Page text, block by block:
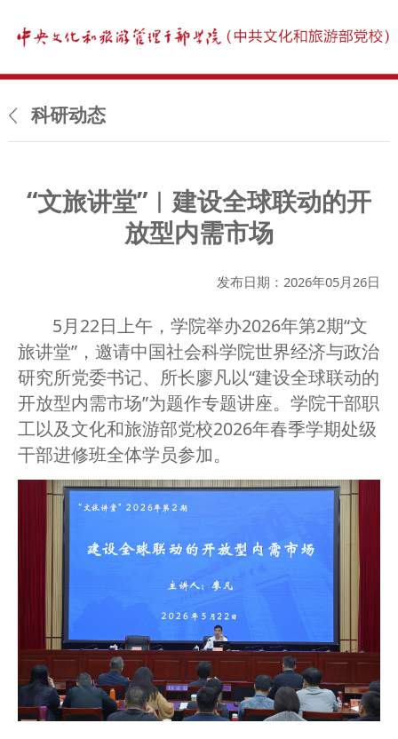
科研动态
“文旅讲堂”︱建设全球联动的开
放型内需市场
发布日期：2026年05月26日
5月22日上午，学院举办2026年第2期“文
旅讲堂”，邀请中国社会科学院世界经济与政治
研究所党委书记、所长廖凡以“建设全球联动的
开放型内需市场”为题作专题讲座。学院干部职
工以及文化和旅游部党校2026年春季学期处级
干部进修班全体学员参加。